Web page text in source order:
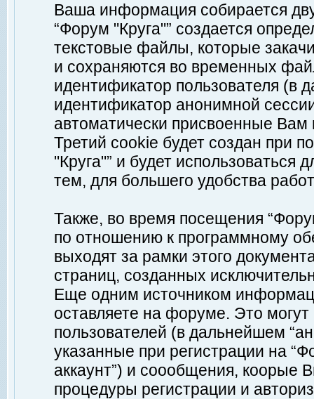
Ваша информация собирается
“Форум "Круга"” создается
текстовые файлы, которые
и сохраняются во временных
идентификатор пользователя (в
идентификатор анонимной
автоматически присвоенные
Третий cookie будет создан при
"Круга"” и будет
тем, для большего удобства
Также, во время посещения
по отношению к программному
выходят за рамки этого
страниц, созданных
Еще одним источником
оставляете на форуме. Это
пользователей (в дальнейшем
указанные при регистрации на
аккаунт”) и соообщения, коорые
процедуры регистрации и